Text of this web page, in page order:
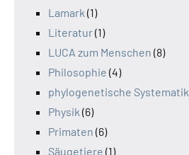
Lamark (1)
Literatur(1)
LUCA zum Menschen (8)
Philosophie (4)
phylogenetische Systematik
Physik (6)
Primaten (6)
Säugetiere (1)